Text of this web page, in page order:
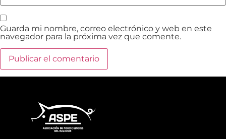
Guarda mi nombre, correo electrónico y web en este
navegador para la próxima vez que comente.